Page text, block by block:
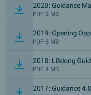
2020: Guidance
gen eines
PDF·2 MB
2019: Opening
zu sozialer
PDF·3 MB
2018: Lifelong
arkt: erreichen,
PDF·4 MB
2017: Guidance